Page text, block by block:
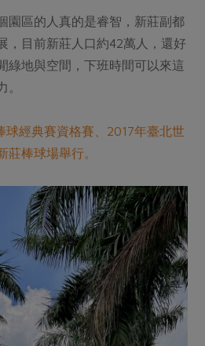
園區的人真的是睿智，新莊副都
，目前新莊人口約42萬人，還好
綠地與空間，下班時間可以來這
。
球經典賽資格賽、2017年臺北世
莊棒球場舉行。